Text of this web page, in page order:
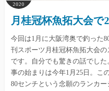
2020
月桂冠杯魚拓大会で
今回は1月に大阪湾奥で釣った
刊スポーツ月桂冠杯魚拓大会
です。自分でも驚きの話でし
事の始まりは今年1月25日。こ
80センチという念願のランカ